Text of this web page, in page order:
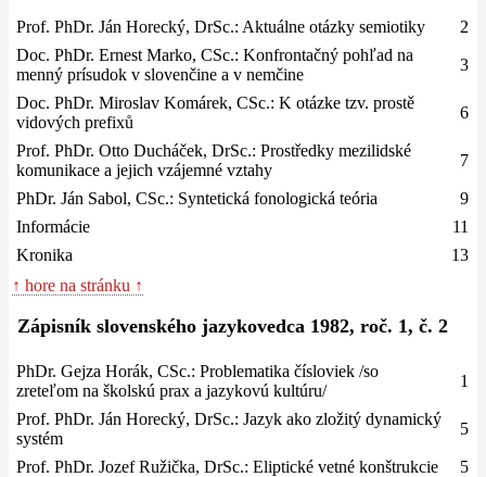
Prof. PhDr. Ján Horecký, DrSc.: Aktuálne otázky semiotiky
2
Doc. PhDr. Ernest Marko, CSc.: Konfrontačný pohľad na
menný prísudok v slovenčine a v nemčine
3
Doc. PhDr. Miroslav Komárek, CSc.: K otázke tzv. prostě
vidových prefixů
6
Prof. PhDr. Otto Ducháček, DrSc.: Prostředky mezilidské
komunikace a jejich vzájemné vztahy
7
PhDr. Ján Sabol, CSc.: Syntetická fonologická teória
9
Informácie
11
Kronika
13
↑ hore na stránku ↑
Zápisník slovenského jazykovedca 1982, roč. 1, č. 2
PhDr. Gejza Horák, CSc.: Problematika čísloviek /so
zreteľom na školskú prax a jazykovú kultúru/
1
Prof. PhDr. Ján Horecký, DrSc.: Jazyk ako zložitý dynamický
systém
5
Prof. PhDr. Jozef Ružička, DrSc.: Eliptické vetné konštrukcie
5